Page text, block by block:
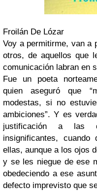
Froilán De Lózar
Voy a permitirme, van a
otros, de aquellos que
comunicación labran en
Fue un poeta
quien aseguró que
modestas, si no
ambiciones”. Y es
justificación a las
insignificantes,
ellas, aunque a los ojos
y se les niegue de ese
obedeciendo a ese
defecto imprevisto que